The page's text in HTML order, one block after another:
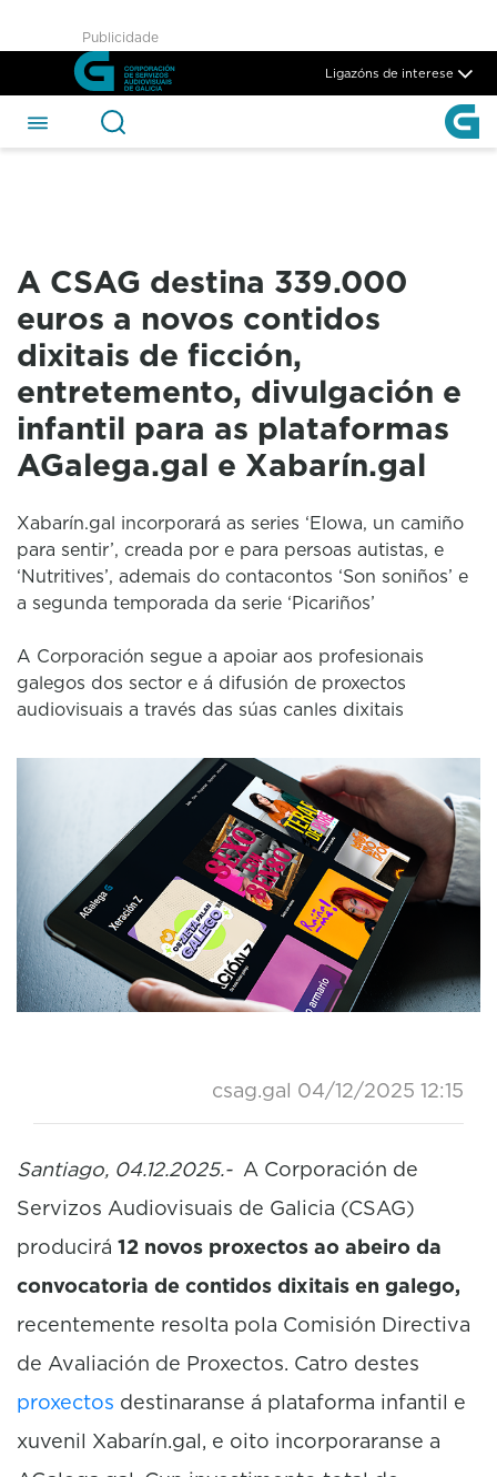
Skip to Main Content
A CSAG destina 339.000
Publicidade
Ligazóns de interese
A CSAG destina 339.000
euros a novos contidos
dixitais de ficción,
entretemento, divulgación e
infantil para as plataformas
AGalega.gal e Xabarín.gal
Xabarín.gal incorporará as series ‘Elowa, un camiño
para sentir’, creada por e para persoas autistas, e
‘Nutritives’, ademais do contacontos ‘Son soniños’ e
a segunda temporada da serie ‘Picariños’
A Corporación segue a apoiar aos profesionais
galegos dos sector e á difusión de proxectos
audiovisuais a través das súas canles dixitais
csag.gal 04/12/2025 12:15
Santiago, 04.12.2025.-A Corporación de
Servizos Audiovisuais de Galicia (CSAG)
producirá 12 novos proxectos ao abeiro da
convocatoria de contidos dixitais en galego,
recentemente resolta pola Comisión Directiva
de Avaliación de Proxectos. Catro destes
proxectos destinaranse á plataforma infantil e
xuvenil Xabarín.gal, e oito incorporaranse a